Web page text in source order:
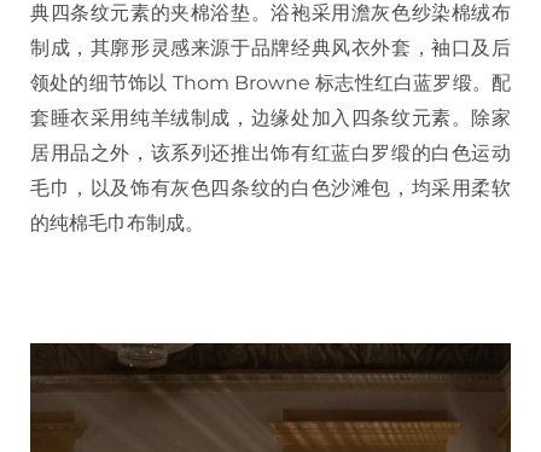
典四条纹元素的夹棉浴垫。浴袍采用澹灰色纱染棉绒布
制成，其廓形灵感来源于品牌经典风衣外套，袖口及后
领处的细节饰以 Thom Browne 标志性红白蓝罗缎。配
套睡衣采用纯羊绒制成，边缘处加入四条纹元素。除家
居用品之外，该系列还推出饰有红蓝白罗缎的白色运动
毛巾，以及饰有灰色四条纹的白色沙滩包，均采用柔软
的纯棉毛巾布制成。